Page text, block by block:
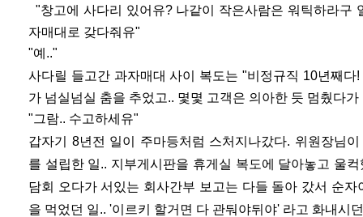
"창고에 사다리 있어유? 나같이 작은사람은 워틱하라구
자매대로 갖다줘유"
"예.."
사다릴 들고간 과자매대 사이 복도는 "비정규직 10년째다
가 넘실넘실 춤을 추었고.. 몇몇 고객은 의아한 듯 멈췄다가
"그람.. 수고하세유"
갑자기 8년전 일이 주마등처럼 스처지나갔다. 위원장님
를 설립한 일.. 지부게시판을 휴게실 복도에 달아놓고 울
담회 오다가 서있는 회사간부 보고는 다들 돌아 갔서 순
을 먹었던 일.. '이르키 할거면 다 관둬야뒤야' 라고 화내시